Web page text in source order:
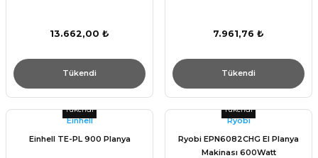
13.662,00 ₺
Tükendi
7.961,76 ₺
Tükendi
Tükendi
Einhell
Einhell TE-PL 900 Planya
Tükendi
Ryobi
Ryobi EPN6082CHG El Planya
Makinası 600Watt